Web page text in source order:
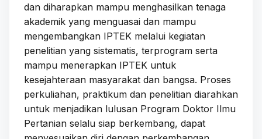
dan diharapkan mampu menghasilkan tenaga
akademik yang menguasai dan mampu
mengembangkan IPTEK melalui kegiatan
penelitian yang sistematis, terprogram serta
mampu menerapkan IPTEK untuk
kesejahteraan masyarakat dan bangsa. Proses
perkuliahan, praktikum dan penelitian diarahkan
untuk menjadikan lulusan Program Doktor Ilmu
Pertanian selalu siap berkembang, dapat